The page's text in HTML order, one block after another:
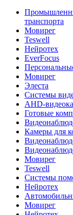
транспорта
Мовирег
Teswell
Нейротех
EverFocus
Мовирег
Элеста
Системы
AHD-
Готовые
Камеры для
Мовирег
Teswell
Системы
Нейротех
Мовирег